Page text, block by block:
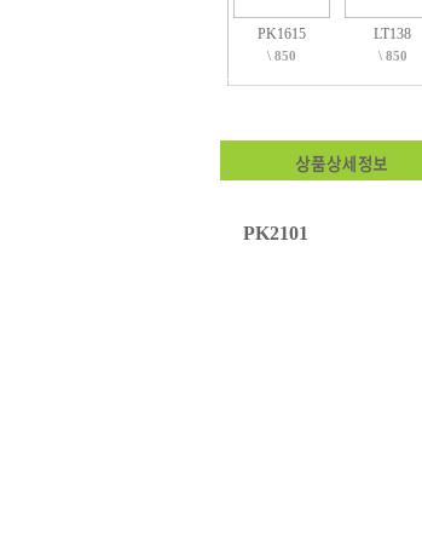
PK1615
\ 850
LT138
\ 850
PK2101